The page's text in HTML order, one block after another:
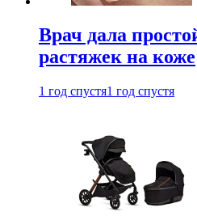
Врач дала
растяжек на коже
1 год спустя1 год спустя